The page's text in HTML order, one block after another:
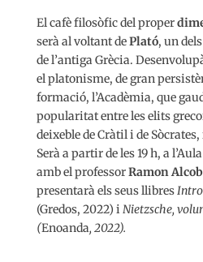
El cafè filosòfic del proper
serà al voltant dePlató, un
de l’antiga Grècia.
el platonisme, de gran
formació, l’Acadèmia, que
popularitat entre les elits
deixeble de Cràtil i de Sòcrates,
Serà a partir de les 19 h, a
amb el professorRamon
presentarà els seus llibres
(Gredos, 2022) iNietzsche,
(Enoanda, 2022).